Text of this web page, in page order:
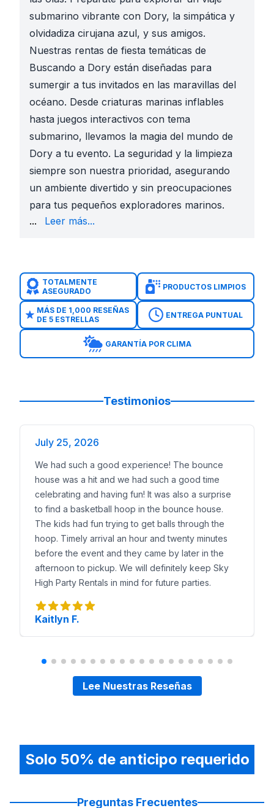
submarino vibrante con Dory, la simpática y
olvidadiza cirujana azul, y sus amigos.
Nuestras rentas de fiesta temáticas de
Buscando a Dory están diseñadas para
sumergir a tus invitados en las maravillas del
océano. Desde criaturas marinas inflables
hasta juegos interactivos con tema
submarino, llevamos la magia del mundo de
Dory a tu evento. La seguridad y la limpieza
siempre son nuestra prioridad, asegurando
un ambiente divertido y sin preocupaciones
para tus pequeños exploradores marinos.
Dory. Nuestra selección incluye todo lo necesario
... Leer más...
TOTALMENTE
ASEGURADO
PRODUCTOS LIMPIOS
MÁS DE 1,000 RESEÑAS
DE 5 ESTRELLAS
ENTREGA PUNTUAL
GARANTÍA POR CLIMA
Testimonios
July 25, 2026
We had such a good experience! The bounce
house was a hit and we had such a good time
celebrating and having fun! It was also a surprise
to find a basketball hoop in the bounce house.
The kids had fun trying to get balls through the
hoop. Timely arrival an hour and twenty minutes
before the event and they came by later in the
afternoon to pickup. We will definitely keep Sky
High Party Rentals in mind for future parties.
Kaitlyn F.
Lee Nuestras Reseñas
Solo 50% de anticipo requerido
Preguntas Frecuentes